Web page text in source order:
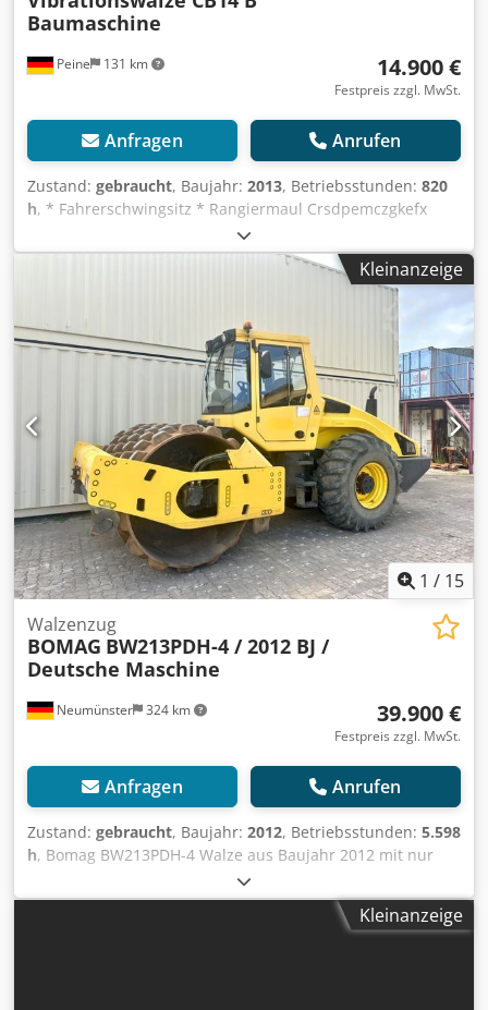
Peine 131 km
Baumaschine
14.900 €
Festpreis zzgl. MwSt.
Anfragen Anrufen
Zustand: gebraucht, Baujahr: 2013, Betriebsstunden: 820
h, * Fahrerschwingsitz * Rangiermaul Crsdpemczgkefx
Ahijf ----Aufbau: Motor: Kohler 3-Zylinder Diesel, 16,8 KW,
Hydrostatischer Fahrantrieb, Bandagenbreite 900mm,
Gewerbetreibende. BEI EXPORT IST NUR DER NETTOPREIS
ZU BEZAHLEN !!!!! ALLE ANGABEN OHNE GEWÄHR INS.
AUSSTATTUNG+ZUBEHÖR.Grundlage aller Kaufverträge,
Rechnungen, Proforma-Rechnungen, Bestellungen,
Verkaufsgespräche sind unsere AGBs (Siehe dazu
Impressum).
Kleinanzeige
1 / 15
Neumünster 324 km
Walzenzug
BOMAG BW213PDH-4 / 2012 BJ /
Deutsche Maschine
39.900 €
Festpreis zzgl. MwSt.
Anfragen Anrufen
Zustand: gebraucht, Baujahr: 2012, Betriebsstunden: 5.598
h, Bomag BW213PDH-4 Walze aus Baujahr 2012 mit nur
5.598 Betriebsstunden! ----* Hersteller: Bomag * Typ:
BW213PDH-4 * Baujahr: 2012 * Abgelesene
Betriebsstunden: ca. 5.598 * Betriebsgewicht: 13.100 KG *
Kleinanzeige